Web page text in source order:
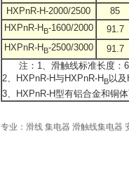
HXPnR-H-2000/2500
85
HXPnR-H B-1600/2000
91.7
HXPnR-H B-2500/3000
91.7
注：1、滑触线标准长度：
2、HXPnR-H与HXPnR-H B以
3、HXPnR-H型有铝合金和铜
专业：滑线 集电器 滑触线集电器